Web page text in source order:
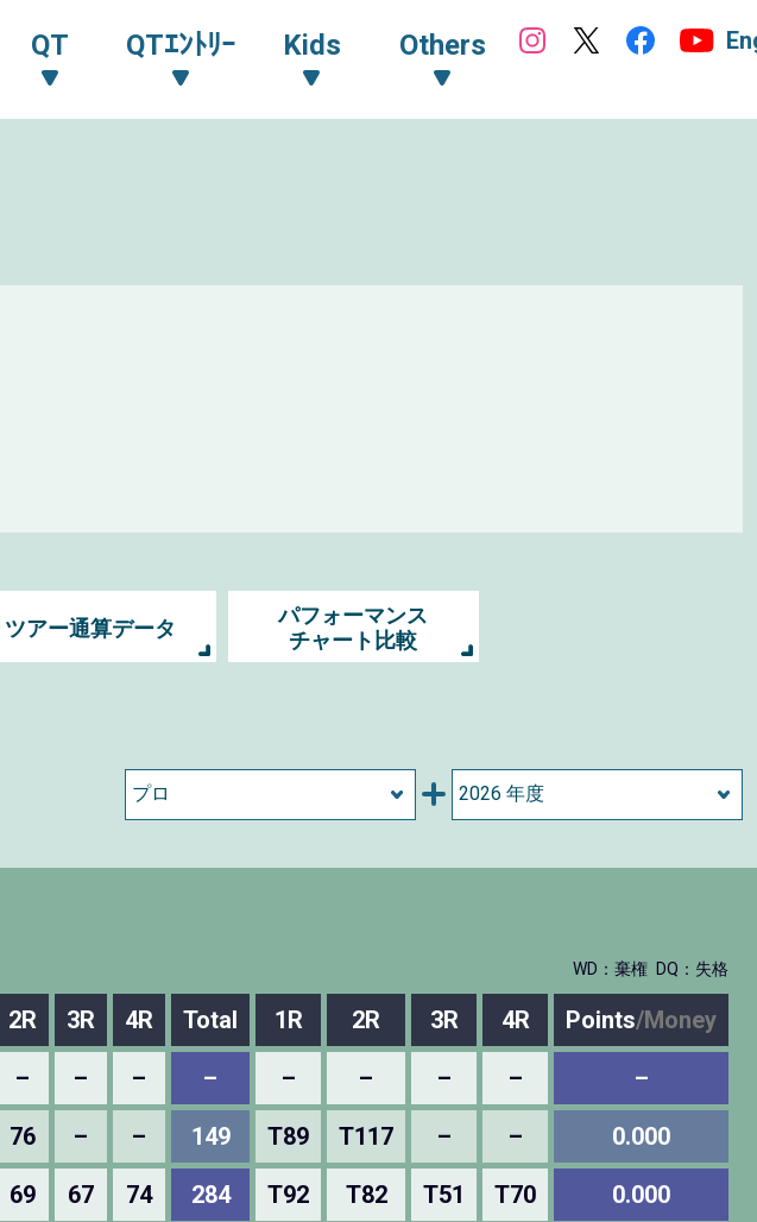
QT QTｴﾝﾄﾘｰ Kids Others
ツアー通算データ
パフォーマンス
チャート比較
WD：棄権 DQ：失格
2R 3R 4R Total 1R 2R 3R 4R Points/Money
– – – – – – – – –
76 – – 149 T89 T117 – – 0.000
69 67 74 284 T92 T82 T51 T70 0.000